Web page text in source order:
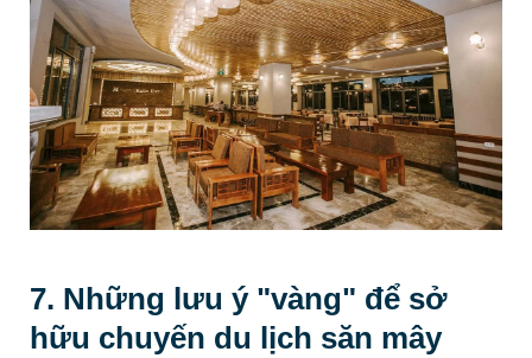
7. Những lưu ý "vàng" để sở
hữu chuyến du lịch săn mây